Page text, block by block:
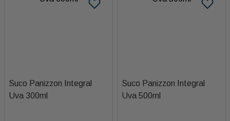
Suco Panizzon Integral
Uva 300ml
Suco Panizzon Integral
Uva 500ml